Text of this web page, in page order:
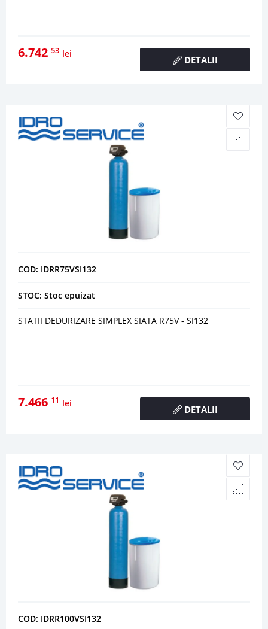
6.742 53 lei
DETALII
COD: IDRR75VSI132
STOC: Stoc epuizat
STATII DEDURIZARE SIMPLEX SIATA R75V - SI132
7.466 11 lei
DETALII
COD: IDRR100VSI132